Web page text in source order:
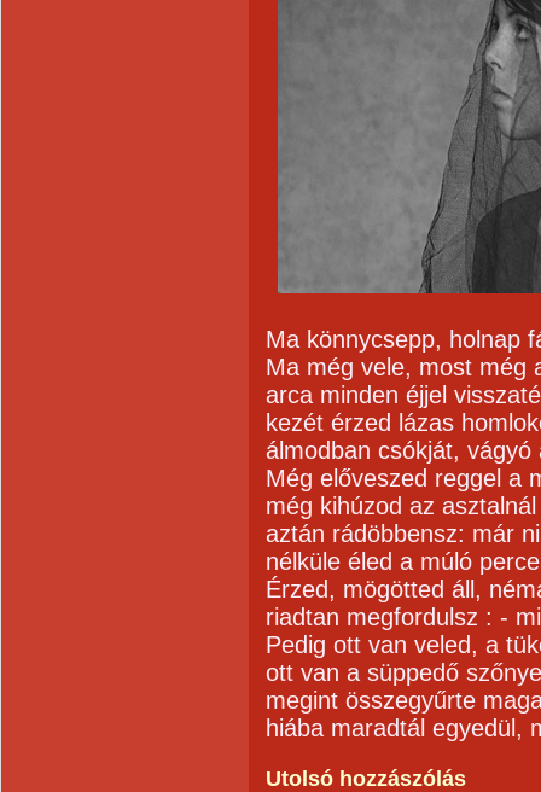
Ma könnycsepp, holnap
Ma még vele, most még
arca minden éjjel
kezét érzed lázas
álmodban csókját, vágyó
Még előveszed reggel a
még kihúzod az
aztán rádöbbensz: már
nélküle éled a múló
Érzed, mögötted áll,
riadtan megfordulsz : -
Pedig ott van veled, a
ott van a süppedő
megint összegyűrte
hiába maradtál egyedül,
Utolsó hozzászólás